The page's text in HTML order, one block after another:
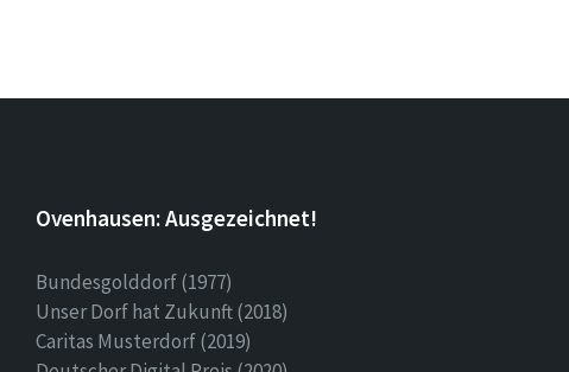
Ovenhausen: Ausgezeichnet!
Bundesgolddorf (1977)
Unser Dorf hat Zukunft (2018)
Caritas Musterdorf (2019)